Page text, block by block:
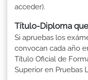
acceder).
Título-Diploma
Si apruebas los
convocan cada año
Título Oficial de
Superior en Pruebas